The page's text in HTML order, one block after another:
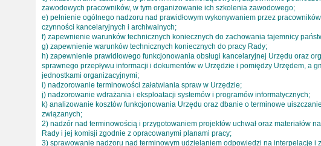
zawodowych pracowników, w tym organizowanie ich szkolenia zawodowego;
e) pełnienie ogólnego nadzoru nad prawidłowym wykonywaniem przez
czynności kancelaryjnych i archiwalnych;
f) zapewnienie warunków technicznych koniecznych do zachowania tajemnicy
g) zapewnienie warunków technicznych koniecznych do pracy Rady;
h) zapewnienie prawidłowego funkcjonowania obsługi kancelaryjnej Urzędu oraz
sprawnego przepływu informacji i dokumentów w Urzędzie i pomiędzy Urzędem, a
jednostkami organizacyjnymi;
i) nadzorowanie terminowości załatwiania spraw w Urzędzie;
j) nadzorowanie wdrażania i eksploatacji systemów i programów informatycznych;
k) analizowanie kosztów funkcjonowania Urzędu oraz dbanie o terminowe
związanych;
2) nadzór nad terminowością i przygotowaniem projektów uchwał oraz materiałów
Rady i jej komisji zgodnie z opracowanymi planami pracy;
3) sprawowanie nadzoru nad terminowym udzielaniem odpowiedzi na interpelacje i